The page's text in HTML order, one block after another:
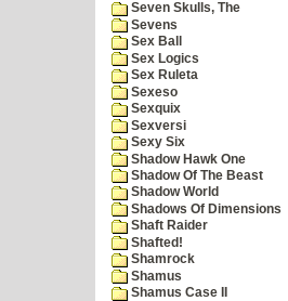
Seven Skulls, The
Sevens
Sex Ball
Sex Logics
Sex Ruleta
Sexeso
Sexquix
Sexversi
Sexy Six
Shadow Hawk One
Shadow Of The Beast
Shadow World
Shadows Of Dimensions
Shaft Raider
Shafted!
Shamrock
Shamus
Shamus Case II